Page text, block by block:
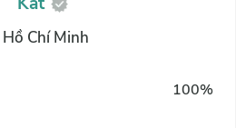
Hồ Chí Minh
100%